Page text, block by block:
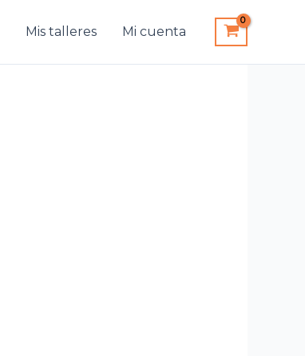
Mis talleres Mi cuenta